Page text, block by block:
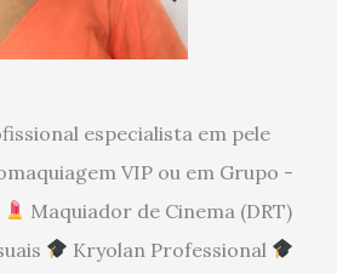
especialista em pele
VIP ou em Grupo -
Maquiador de Cinema (DRT)
Kryolan Professional